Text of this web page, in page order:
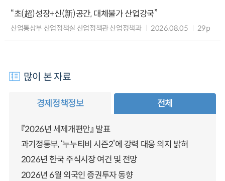
“초(超)성장+신(新)공간, 대체불가 산업강국”
산업통상부 산업정책실 산업정책관 산업정책과 2026.08.05 29p
많이 본 자료
경제정책정보 전체
『2026년 세제개편안』 발표
과기정통부, ‘누누티비 시즌2’에 강력 대응 의지 밝혀
2026년 한국 주식시장 여건 및 전망
2026년 6월 외국인 증권투자 동향